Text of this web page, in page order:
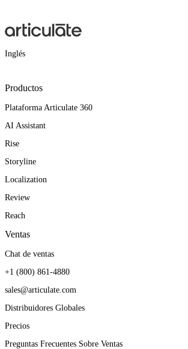
Inglés
Productos
Plataforma Articulate 360
AI Assistant
Rise
Storyline
Localization
Review
Reach
Ventas
Chat de ventas
+1 (800) 861-4880
sales@articulate.com
Distribuidores Globales
Precios
Preguntas Frecuentes Sobre Ventas